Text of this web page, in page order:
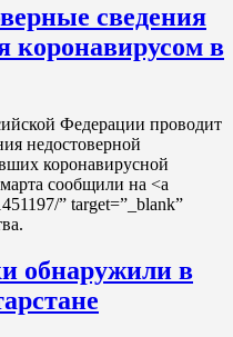
сведения
коронавирусом в
Федерации проводит
недостоверной
коронавирусной
сообщили на <a
” target=”_blank”
обнаружили в